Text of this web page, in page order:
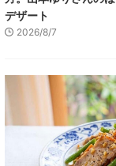
デザート
2026/8/7